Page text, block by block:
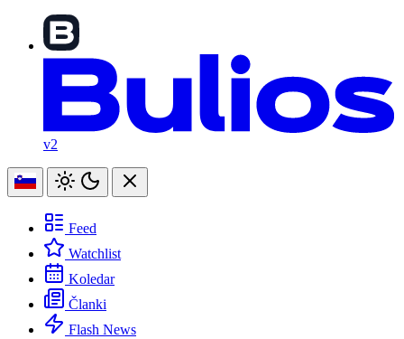
v2
Feed
Watchlist
Koledar
Članki
Flash News